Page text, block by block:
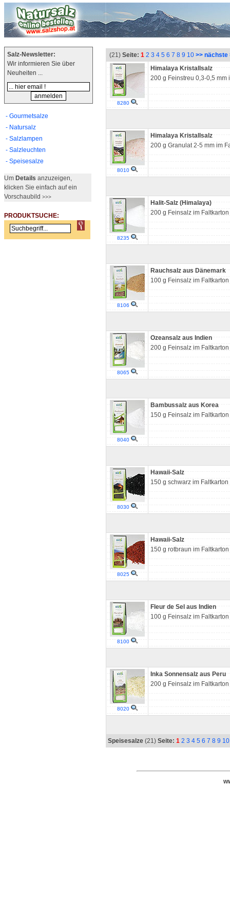
Salz-Newsletter:
Wir informieren Sie über
Neuheiten ...
- Gourmetsalze
- Natursalz
- Salzlampen
- Salzleuchten
- Speisesalze
Um Details anzuzeigen,
klicken Sie einfach auf ein
Vorschaubild >>>
PRODUKTSUCHE:
(21) Seite: 1 2 3 4 5 6 7 8 9 10 >> nächste
8280
Himalaya Kristallsalz
200 g Feinstreu 0,3-0,5 mm
8010
Himalaya Kristallsalz
200 g Granulat 2-5 mm im
8235
Halit-Salz (Himalaya)
200 g Feinsalz im Faltkarton
8106
Rauchsalz aus Dänemark
100 g Feinsalz im Faltkarton
8065
Ozeansalz aus Indien
200 g Feinsalz im Faltkarton
8040
Bambussalz aus Korea
150 g Feinsalz im Faltkarton
8030
Hawaii-Salz
150 g schwarz im Faltkarton
8025
Hawaii-Salz
150 g rotbraun im Faltkarton
8100
Fleur de Sel aus Indien
100 g Feinsalz im Faltkarton
8020
Inka Sonnensalz aus Peru
200 g Feinsalz im Faltkarton
Speisesalze (21) Seite: 1 2 3 4 5 6 7 8 9 10